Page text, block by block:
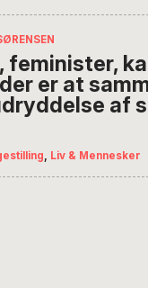
feminister,
er at
af
Liv & Mennesker